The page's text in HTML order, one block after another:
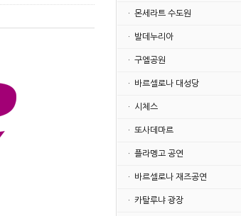
· 몬세라트 수도원
· 발데누리아
· 구엘공원
· 바르셀로나 대성당
· 시체스
· 또사데마르
· 플라멩고 공연
· 바르셀로나 재즈공연
· 카탈루냐 광장